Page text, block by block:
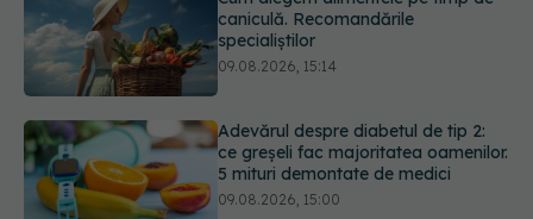
ce greșeli fac majoritatea oamenilor.
5 mituri demontate de medici
09.08.2026, 15:00
Cancerul s-a extins la oase și nu
numai. Starea lui Joe Biden s-a
înrăutățit. Fiul său dezvăluie cât de
gravă este boala